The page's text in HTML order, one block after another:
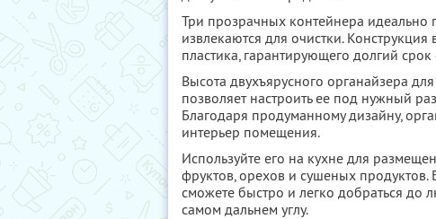
Три прозрачных контейнера идеально
извлекаются для очистки.
пластика, гарантирующего долгий
Высота двухъярусного органайзера
позволяет настроить ее под нужный
Благодаря продуманному дизайну,
интерьер помещения.
Используйте его на кухне для
фруктов, орехов и сушеных
сможете быстро и легко добраться до
самом дальнем углу.